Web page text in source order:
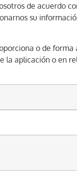
de acuerdo
su
o de
la aplicación o en